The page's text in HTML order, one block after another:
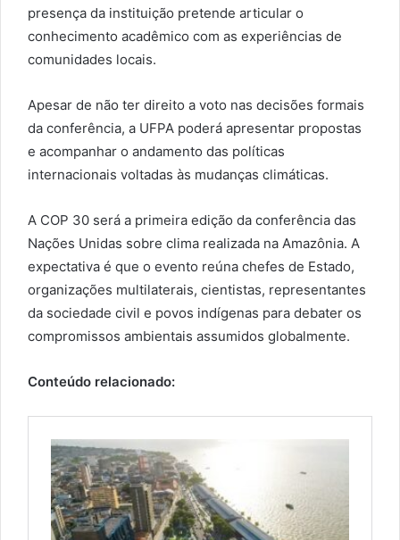
presença da instituição pretende articular o
conhecimento acadêmico com as experiências de
comunidades locais.
Apesar de não ter direito a voto nas decisões formais
da conferência, a UFPA poderá apresentar propostas
e acompanhar o andamento das políticas
internacionais voltadas às mudanças climáticas.
A COP 30 será a primeira edição da conferência das
Nações Unidas sobre clima realizada na Amazônia. A
expectativa é que o evento reúna chefes de Estado,
organizações multilaterais, cientistas, representantes
da sociedade civil e povos indígenas para debater os
compromissos ambientais assumidos globalmente.
Conteúdo relacionado: